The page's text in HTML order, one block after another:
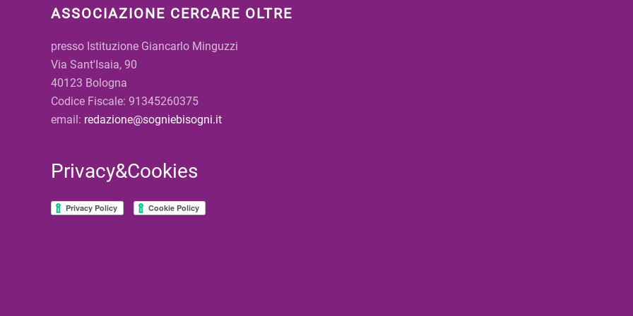
ASSOCIAZIONE CERCARE OLTRE
presso Istituzione Giancarlo Minguzzi
Via Sant'Isaia, 90
40123 Bologna
Codice Fiscale: 91345260375
email: redazione@sogniebisogni.it
Privacy&Cookies